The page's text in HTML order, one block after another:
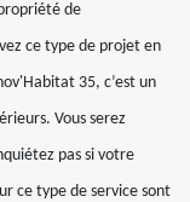
de
ce type de projet en
35, c’est un
Vous serez
pas si votre
ce type de service sont